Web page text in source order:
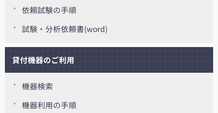
依頼試験の手順
試験・分析依頼書(word)
貸付機器のご利用
機器検索
機器利用の手順